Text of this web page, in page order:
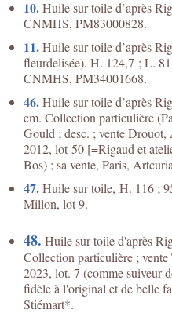
10.Huile sur toile d’après
CNMHS, PM83000828.
11.Huile sur toile d’après
fleurdelisée). H. 124,7 ; L.
CNMHS, PM34001668.
46.Huile sur toile d’après
cm. Collection particulière
Gould ; desc. ; vente
2012, lot 50 [=Rigaud et
Bos) ; sa vente, Paris,
47.Huile sur toile, H. 116 ;
Millon, lot 9.
48. Huile sur toile d'après
Collection particulière ;
2023, lot. 7 (comme suiveur
fidèle à l'original et de belle
Stiémart*.